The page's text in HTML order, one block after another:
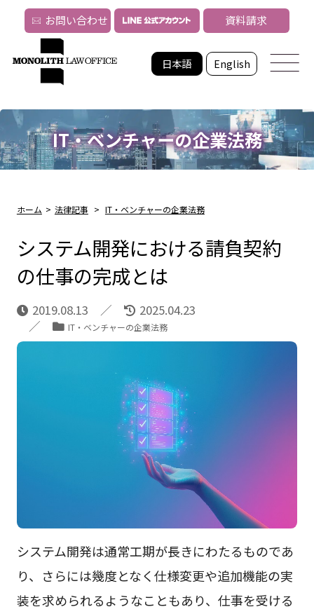
日本語 English
お問い合わせ 資料請求
IT・ベンチャーの企業法務
ホーム > 法律記事 > IT・ベンチャーの企業法務
システム開発における請負契約
の仕事の完成とは
2019.08.13 2025.04.23
IT・ベンチャーの企業法務
システム開発は通常工期が長きにわたるものであ
り、さらには幾度となく仕様変更や追加機能の実
装を求められるようなこともあり、仕事を受ける